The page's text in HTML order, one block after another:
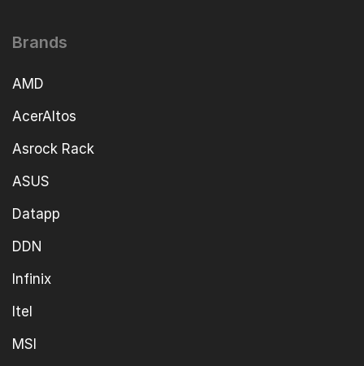
Brands
AMD
AcerAltos
Asrock Rack
ASUS
Datapp
DDN
Infinix
Itel
MSI